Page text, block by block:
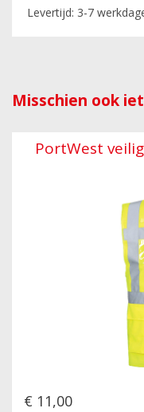
Levertijd: 3-7
Misschien ook
PortWest
€ 11,00